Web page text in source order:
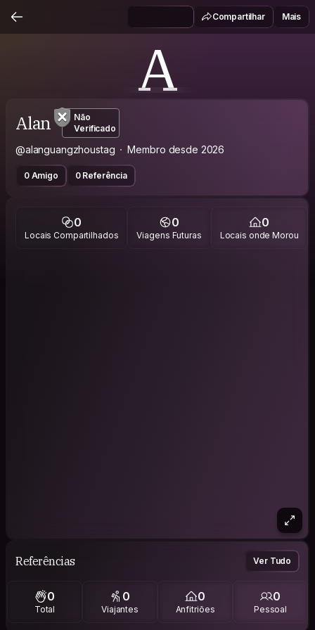
Compartilhar Mais
A
Alan
Não
Verificado
@alanguangzhoustag Membro desde 2026
0 Amigo 0 Referência
0
Locais Compartilhados
0
Viagens Futuras
0
Locais onde Morou
Referências Ver Tudo
0
Total
0
Viajantes
0
Anfitriões
0
Pessoal